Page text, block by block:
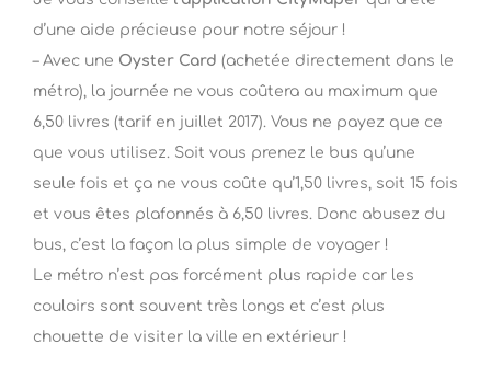
d’une aide précieuse pour notre séjour !
– Avec une Oyster Card (achetée directement dans le
métro), la journée ne vous coûtera au maximum que
6,50 livres (tarif en juillet 2017). Vous ne payez que ce
que vous utilisez. Soit vous prenez le bus qu’une
seule fois et ça ne vous coûte qu’1,50 livres, soit 15 fois
et vous êtes plafonnés à 6,50 livres. Donc abusez du
bus, c’est la façon la plus simple de voyager !
Le métro n’est pas forcément plus rapide car les
couloirs sont souvent très longs et c’est plus
chouette de visiter la ville en extérieur !